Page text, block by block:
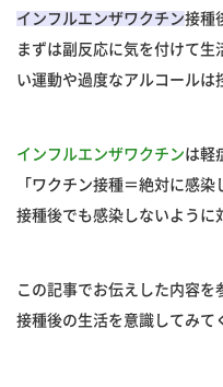
インフルエンザワクチン接種
まずは副反応に気を付けて生
い運動や過度なアルコールは
インフルエンザワクチンは軽
「ワクチン接種＝絶対に感染
接種後でも感染しないように
この記事でお伝えした内容を
接種後の生活を意識してみて